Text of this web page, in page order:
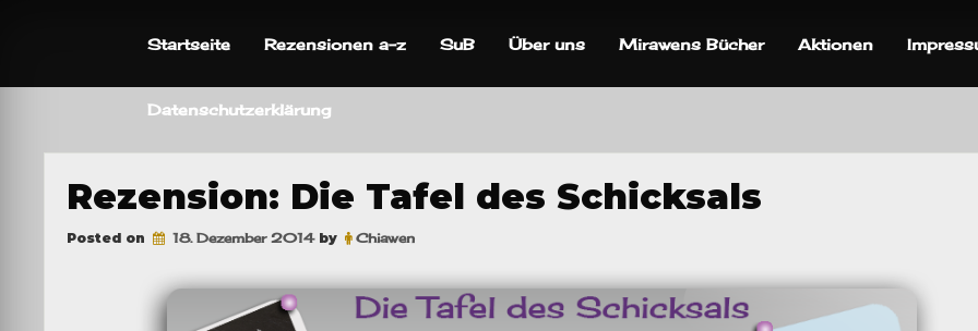
Startseite Rezensionen a-z SuB Über uns Mirawens Bücher Aktionen
Datenschutzerklärung
Rezension: Die Tafel des Schicksals
Posted on 18. Dezember 2014by Chiawen